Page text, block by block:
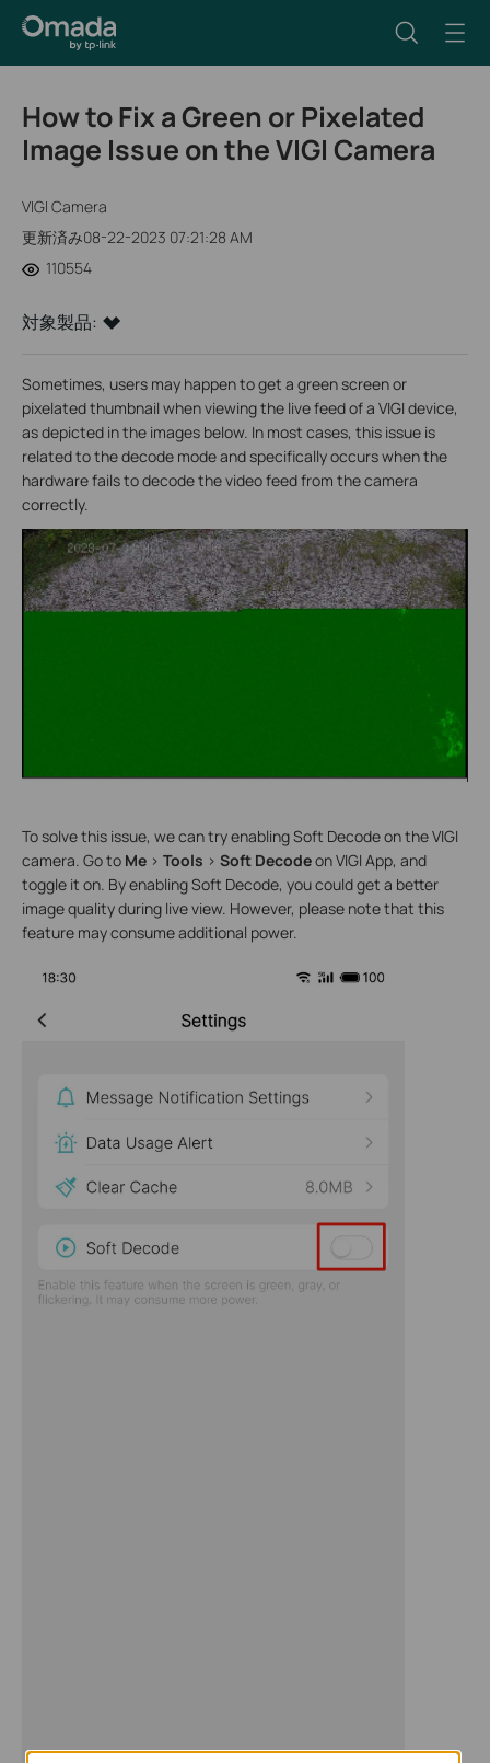
How to Fix a Green or Pixelated
Image Issue on the VIGI Camera
VIGI Camera
更新済み08-22-2023 07:21:28 AM
110554
対象製品:
Sometimes, users may happen to get a green screen or
pixelated thumbnail when viewing the live feed of a VIGI device,
as depicted in the images below. In most cases, this issue is
related to the decode mode and specifically occurs when the
hardware fails to decode the video feed from the camera
correctly.
To solve this issue, we can try enabling Soft Decode on the VIGI
camera. Go to Me > Tools > Soft Decodeon VIGI App, and
toggle it on. By enabling Soft Decode, you could get a better
image quality during live view. However, please note that this
feature may consume additional power.